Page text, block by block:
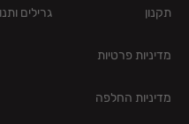
תקנון
מדיניות פרטיות
מדיניות החלפה
גרילים